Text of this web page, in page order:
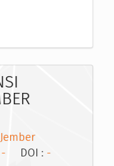
- DOI : -